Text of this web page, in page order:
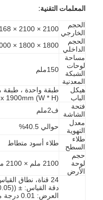
المعلمات التقنية:
الحجم
الخارجي 2100 × 2100 × 2168 ملم (L × D × H)
الحجم
الداخلي 1800 × 1800 × 2000 ملم (L × D × H)
مساحة
لوحات
الشبكة
المعدنية
150ملم
هيكل
الباب
x 1900mm (W * H)
فتحة
الشاشة
ف2ملم
معدل
التهوية
حوالي 40.5%
طلاء
السطح
طلاء أسود متطاط
حجم
لوحة
الأرض
2100 ملم × 2100 ملم × 18 ملم (L × D × سمك)
العرض: 0.01 درجة مئوية